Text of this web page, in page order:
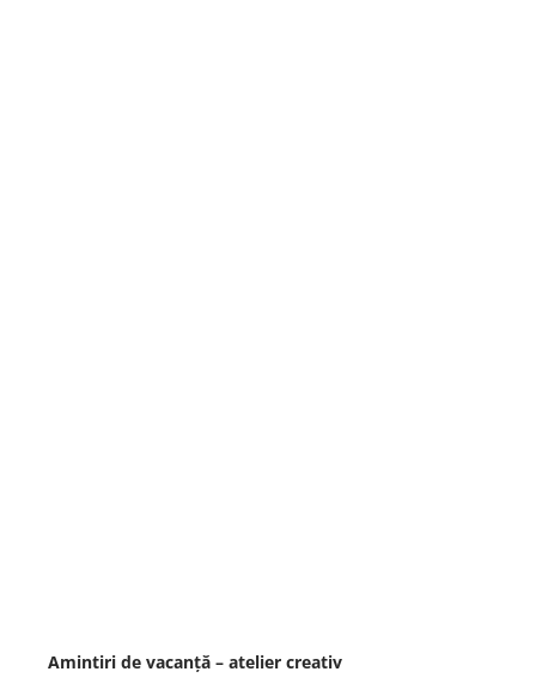
Amintiri de vacanță – atelier creativ